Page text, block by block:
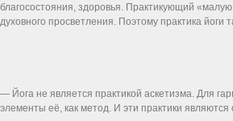
благосостояния, здоровья. Практикующий
духовного просветления. Поэтому практика йоги
— Йога не является практикой аскетизма. Для
элементы её, как метод. И эти практики